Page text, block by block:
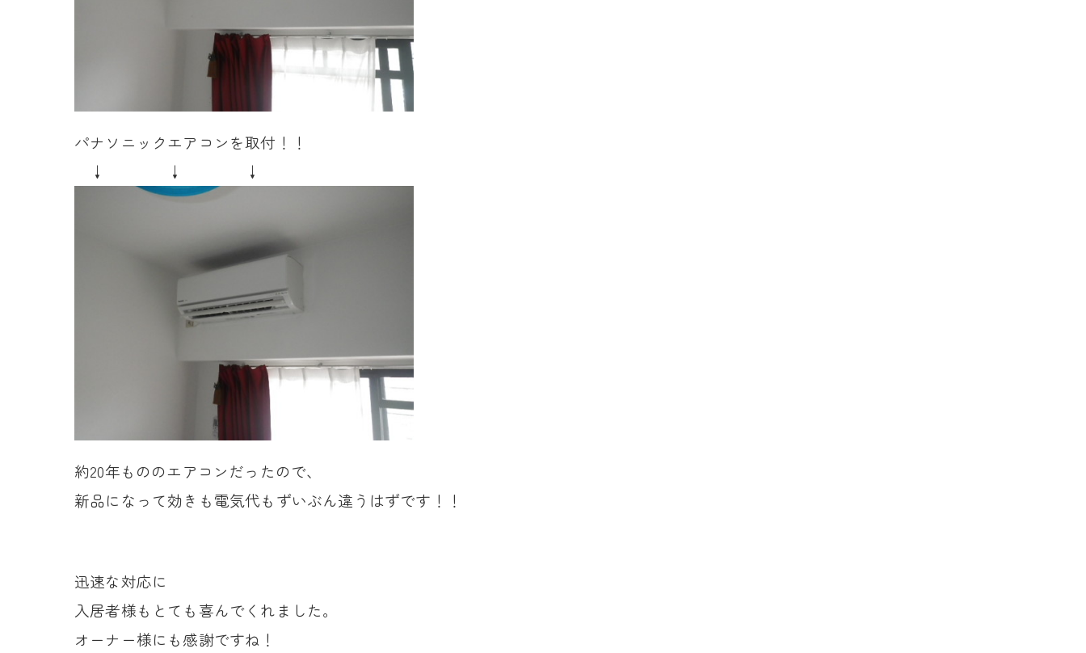
パナソニックエアコンを取付！！
↓ ↓ ↓
約20年もののエアコンだったので、
新品になって効きも電気代もずいぶん違うはずです！！
迅速な対応に
入居者様もとても喜んでくれました。
オーナー様にも感謝ですね！